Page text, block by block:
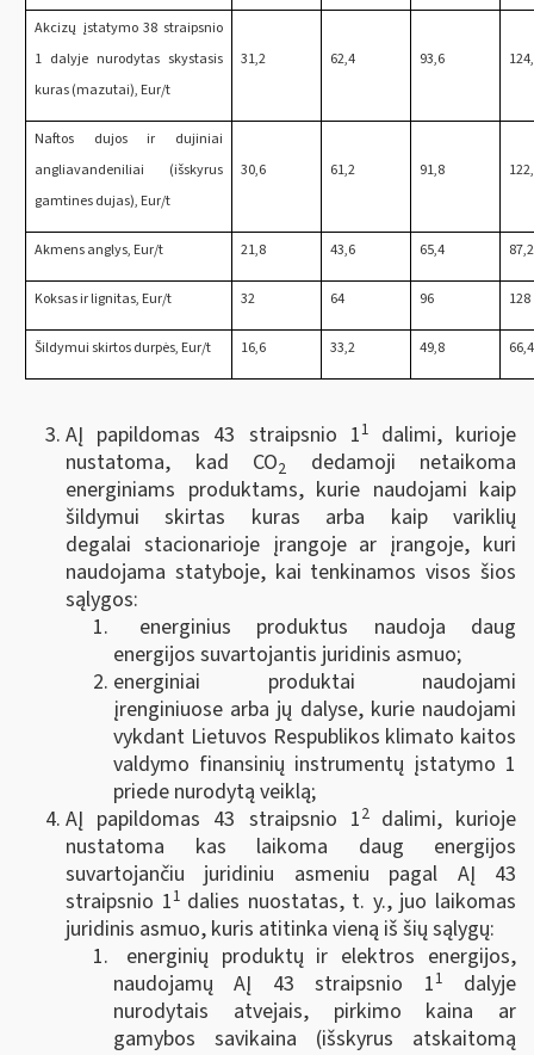
Akcizų įstatymo 38 straipsnio
1 dalyje nurodytas skystasis
kuras (mazutai), Eur/t
31,2 62,4 93,6
Naftos dujos ir dujiniai
angliavandeniliai (išskyrus
gamtines dujas), Eur/t
30,6 61,2 91,8
Akmens anglys, Eur/t 21,8 43,6 65,4 87,2
Koksas ir lignitas, Eur/t 32 64 96 128
Šildymui skirtos durpės, Eur/t 16,6 33,2 49,8 66,4
AĮ papildomas 43 straipsnio 11 dalimi, kurioje
nustatoma, kad CO2
dedamoji netaikoma
energiniams produktams, kurie naudojami kaip
šildymui skirtas kuras arba kaip variklių
degalai stacionarioje įrangoje ar įrangoje, kuri
naudojama statyboje, kai tenkinamos visos šios
sąlygos:
energinius produktus naudoja daug
energijos suvartojantis juridinis asmuo;
energiniai produktai naudojami
įrenginiuose arba jų dalyse, kurie naudojami
vykdant Lietuvos Respublikos klimato kaitos
valdymo finansinių instrumentų įstatymo 1
priede nurodytą veiklą;
AĮ papildomas 43 straipsnio 12 dalimi, kurioje
nustatoma kas laikoma daug energijos
suvartojančiu juridiniu asmeniu pagal AĮ 43
straipsnio 11 dalies nuostatas, t. y., juo laikomas
juridinis asmuo, kuris atitinka vieną iš šių sąlygų:
energinių produktų ir elektros energijos,
naudojamų AĮ 43 straipsnio 11
dalyje
nurodytais atvejais, pirkimo kaina ar
gamybos savikaina (išskyrus atskaitomą